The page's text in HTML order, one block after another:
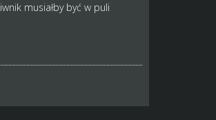
musiałby być w puli